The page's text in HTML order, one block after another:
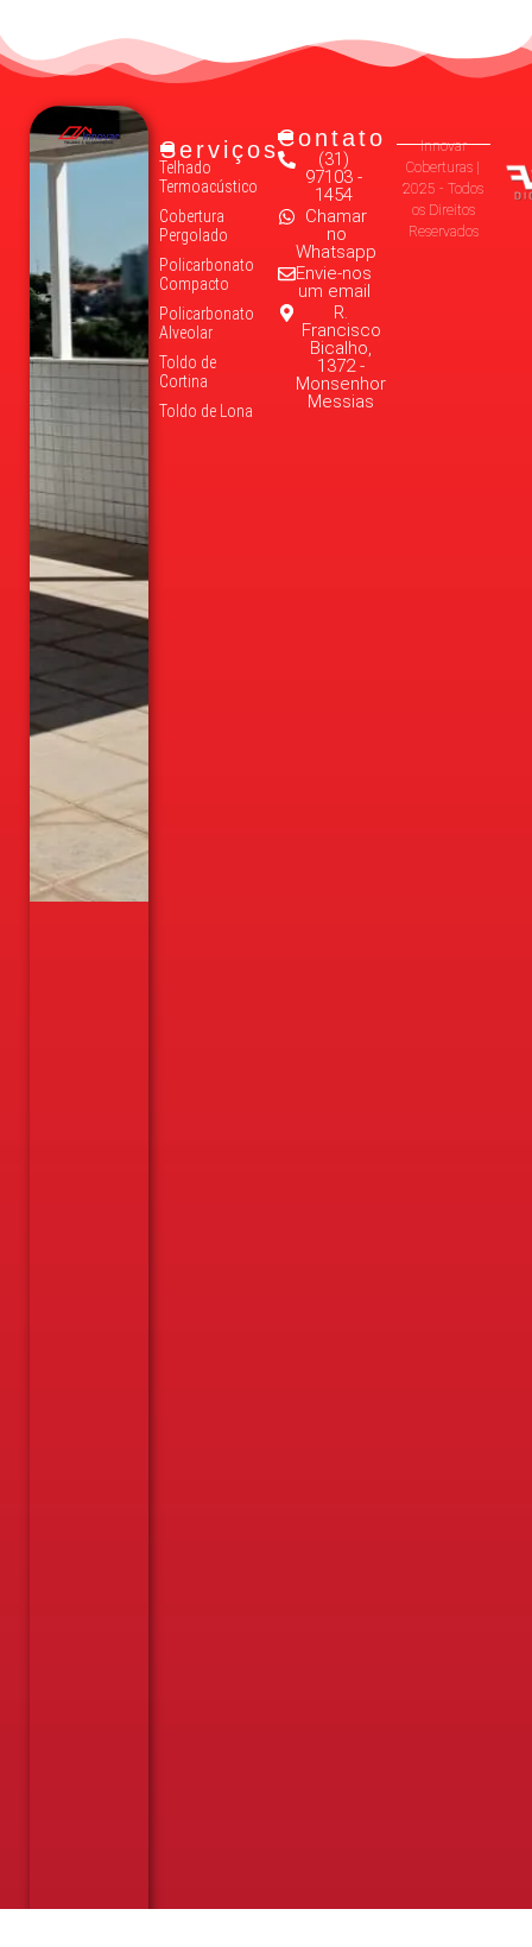
Serviços
Telhado
Termoacústico
Cobertura
Pergolado
Policarbonato
Compacto
Policarbonato
Alveolar
Toldo de
Cortina
Toldo de Lona
Contato
(31)
97103 -
1454
Chamar
no
Whatsapp
Envie-nos
um email
R.
Francisco
Bicalho,
1372 -
Monsenhor
Messias
Innovar
Coberturas |
2025 - Todos
os Direitos
Reservados